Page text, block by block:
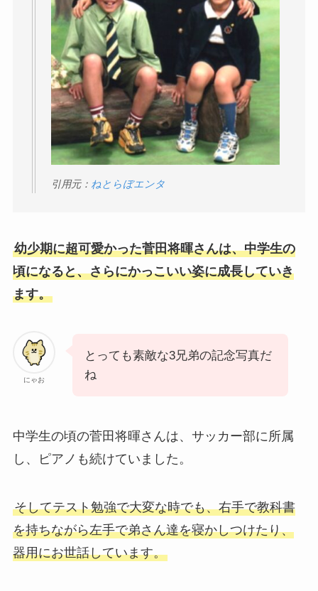
引用元： ねとらぼエンタ
幼少期に超可愛かった菅田将暉さんは、中学生の
頃になると、さらにかっこいい姿に成長していき
ます。
にゃお
とっても素敵な3兄弟の記念写真だ
ね
中学生の頃の菅田将暉さんは、サッカー部に所属
し、ピアノも続けていました。
そしてテスト勉強で大変な時でも、右手で教科書
を持ちながら左手で弟さん達を寝かしつけたり、
器用にお世話しています。